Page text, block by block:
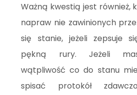
Ważną kwestią jest również,
napraw nie zawinionych
się stanie, jeżeli zepsuje
pękną rury. Jeżeli
wątpliwość co do stanu
spisać protokół